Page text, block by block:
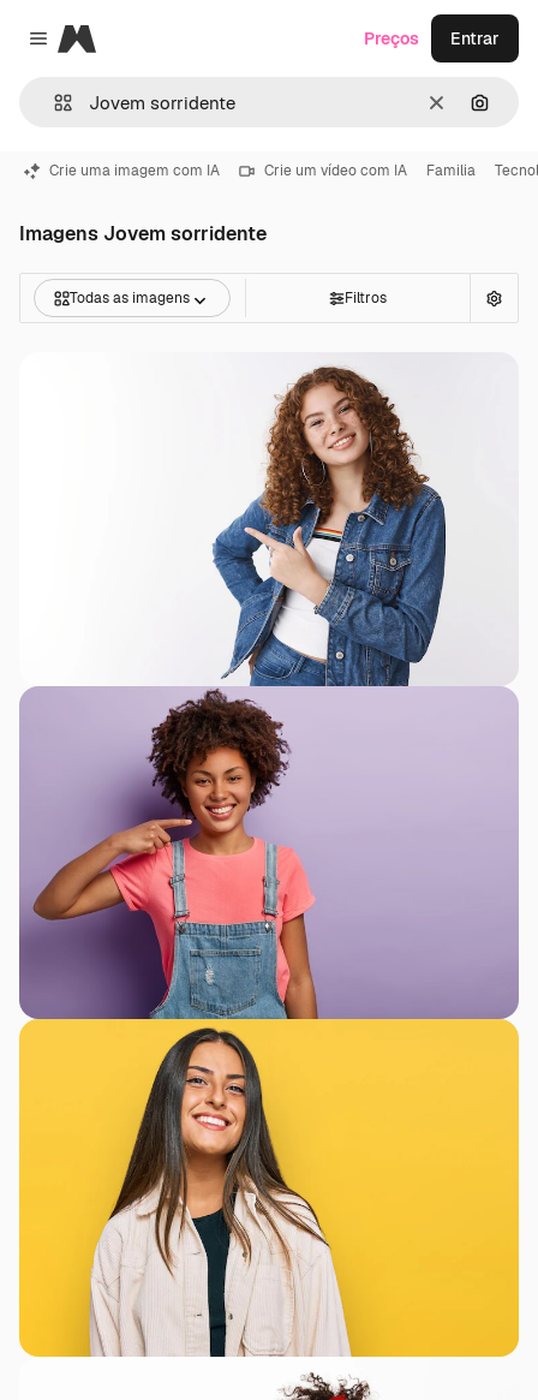
Close menu
Magnific
Limpar
Preços Entrar
Crie uma imagem com IA Crie um vídeo com IA Familia
Imagens Jovem sorridente
Todas as imagens Filtros